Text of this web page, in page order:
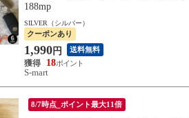
188mp
SILVER（シルバー）
クーポンあり
1,990 円 送料無料
18
S-mart
8/7時点_ポイント最大11倍